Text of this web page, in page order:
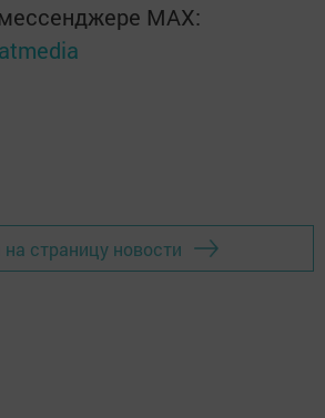
MАХ:
на страницу новости